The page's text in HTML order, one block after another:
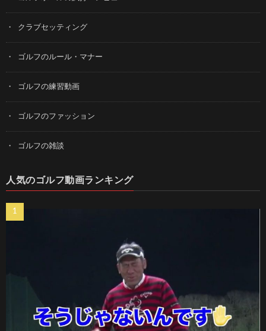
クラブセッティング
ゴルフのルール・マナー
ゴルフの練習動画
ゴルフのファッション
ゴルフの雑談
人気のゴルフ動画ランキング